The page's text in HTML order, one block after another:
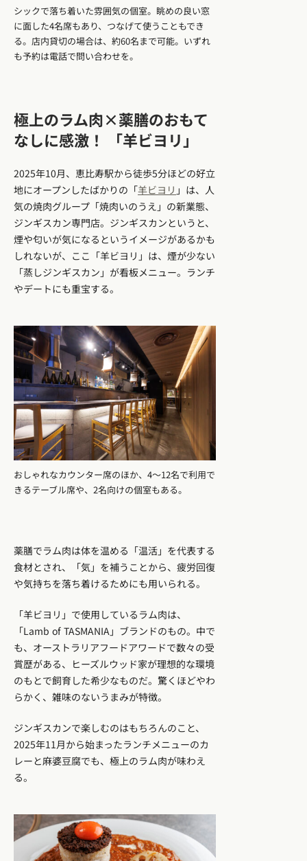
シックで落ち着いた雰囲気の個室。眺めの良い窓
に面した4名席もあり、つなげて使うこともでき
る。店内貸切の場合は、約60名まで可能。いずれ
も予約は電話で問い合わせを。
極上のラム肉×薬膳のおもて
なしに感激！ 「羊ビヨリ」
2025年10月、恵比寿駅から徒歩5分ほどの好立
地にオープンしたばかりの「羊ビヨリ 」は、人
気の焼肉グループ「焼肉いのうえ」の新業態、
ジンギスカン専門店。ジンギスカンというと、
煙や匂いが気になるというイメージがあるかも
しれないが、ここ「羊ビヨリ」は、煙が少ない
「蒸しジンギスカン」が看板メニュー。ランチ
やデートにも重宝する。
おしゃれなカウンター席のほか、4〜12名で利用で
きるテーブル席や、2名向けの個室もある。
薬膳でラム肉は体を温める「温活」を代表する
食材とされ、「気」を補うことから、疲労回復
や気持ちを落ち着けるためにも用いられる。
「羊ビヨリ」で使用しているラム肉は、
「Lamb of TASMANIA」ブランドのもの。中で
も、オーストラリアフードアワードで数々の受
賞歴がある、ヒーズルウッド家が理想的な環境
のもとで飼育した希少なものだ。驚くほどやわ
らかく、雑味のないうまみが特徴。
ジンギスカンで楽しむのはもちろんのこと、
2025年11月から始まったランチメニューのカ
レーと麻婆豆腐でも、極上のラム肉が味わえ
る。